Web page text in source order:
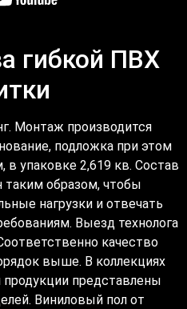
гибкой ПВХ
Монтаж производится
подложка при этом
в упаковке 2,619 кв. Состав
таким образом, чтобы
нагрузки и отвечать
Выезд технолога
качество
выше. В коллекциях
продукции представлены
Виниловый пол от